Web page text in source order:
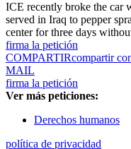
ICE recently broke the car
served in Iraq to pepper
center for three days
firma la petición
COMPARTIRcompartir
MAIL
firma la petición
Ver más peticiones:
Derechos humanos
política de privacidad